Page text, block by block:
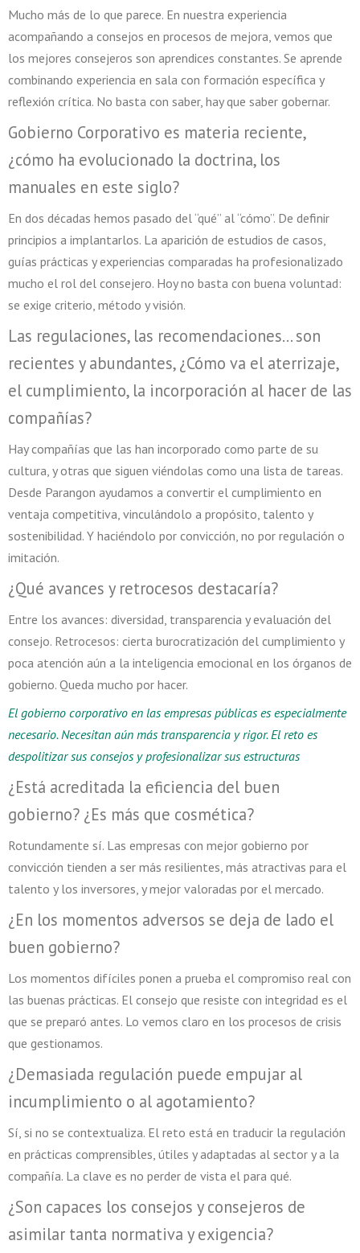
Mucho más de lo que parece. En nuestra experiencia
acompañando a consejos en procesos de mejora, vemos que
los mejores consejeros son aprendices constantes. Se aprende
combinando experiencia en sala con formación específica y
reflexión crítica. No basta con saber, hay que saber gobernar.
Gobierno Corporativo es materia reciente,
¿cómo ha evolucionado la doctrina, los
manuales en este siglo?
En dos décadas hemos pasado del “qué” al “cómo”. De definir
principios a implantarlos. La aparición de estudios de casos,
guías prácticas y experiencias comparadas ha profesionalizado
mucho el rol del consejero. Hoy no basta con buena voluntad:
se exige criterio, método y visión.
Las regulaciones, las recomendaciones… son
recientes y abundantes, ¿Cómo va el aterrizaje,
el cumplimiento, la incorporación al hacer de las
compañías?
Hay compañías que las han incorporado como parte de su
cultura, y otras que siguen viéndolas como una lista de tareas.
Desde Parangon ayudamos a convertir el cumplimiento en
ventaja competitiva, vinculándolo a propósito, talento y
sostenibilidad. Y haciéndolo por convicción, no por regulación o
imitación.
¿Qué avances y retrocesos destacaría?
Entre los avances: diversidad, transparencia y evaluación del
consejo. Retrocesos: cierta burocratización del cumplimiento y
poca atención aún a la inteligencia emocional en los órganos de
gobierno. Queda mucho por hacer.
El gobierno corporativo en las empresas públicas es especialmente
necesario. Necesitan aún más transparencia y rigor. El reto es
despolitizar sus consejos y profesionalizar sus estructuras
¿Está acreditada la eficiencia del buen
gobierno? ¿Es más que cosmética?
Rotundamente sí. Las empresas con mejor gobierno por
convicción tienden a ser más resilientes, más atractivas para el
talento y los inversores, y mejor valoradas por el mercado.
¿En los momentos adversos se deja de lado el
buen gobierno?
Los momentos difíciles ponen a prueba el compromiso real con
las buenas prácticas. El consejo que resiste con integridad es el
que se preparó antes. Lo vemos claro en los procesos de crisis
que gestionamos.
¿Demasiada regulación puede empujar al
incumplimiento o al agotamiento?
Sí, si no se contextualiza. El reto está en traducir la regulación
en prácticas comprensibles, útiles y adaptadas al sector y a la
compañía. La clave es no perder de vista el para qué.
¿Son capaces los consejos y consejeros de
asimilar tanta normativa y exigencia?